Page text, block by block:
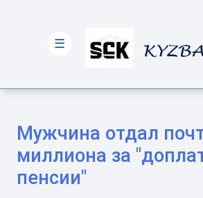
Мужчина отдал
миллиона за
пенсии"
☰